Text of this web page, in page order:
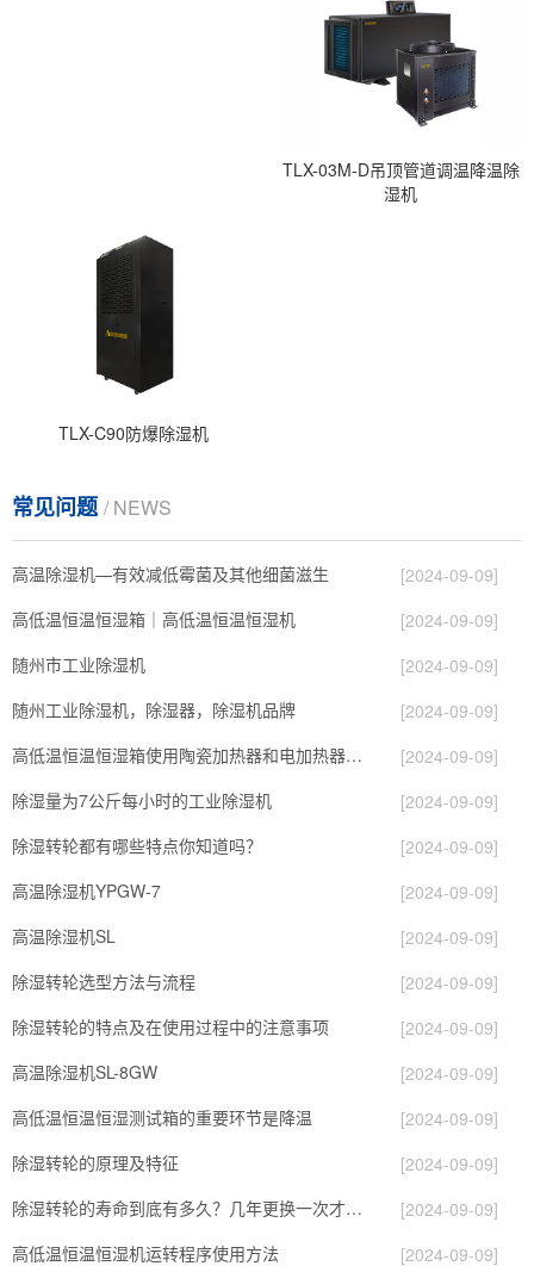
TLX-03M-D吊顶管道调温降温除
湿机
TLX-C90防爆除湿机
常见问题/ NEWS
高温除湿机—有效减低霉菌及其他细菌滋生
[2024-09-09]
高低温恒温恒湿箱｜高低温恒温恒湿机
[2024-09-09]
随州市工业除湿机
[2024-09-09]
随州工业除湿机，除湿器，除湿机品牌
[2024-09-09]
高低温恒温恒湿箱使用陶瓷加热器和电加热器有什么区别！
[2024-09-09]
除湿量为7公斤每小时的工业除湿机
[2024-09-09]
除湿转轮都有哪些特点你知道吗？
[2024-09-09]
高温除湿机YPGW-7
[2024-09-09]
高温除湿机SL
[2024-09-09]
除湿转轮选型方法与流程
[2024-09-09]
除湿转轮的特点及在使用过程中的注意事项
[2024-09-09]
高温除湿机SL-8GW
[2024-09-09]
高低温恒温恒湿测试箱的重要环节是降温
[2024-09-09]
除湿转轮的原理及特征
[2024-09-09]
除湿转轮的寿命到底有多久？几年更换一次才合适呢？
[2024-09-09]
高低温恒温恒湿机运转程序使用方法
[2024-09-09]